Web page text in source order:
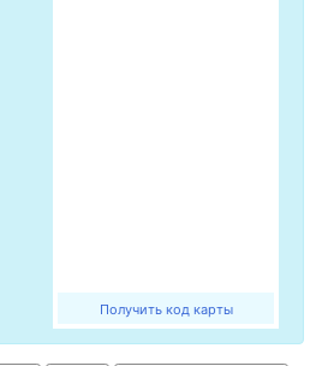
Получить код карты